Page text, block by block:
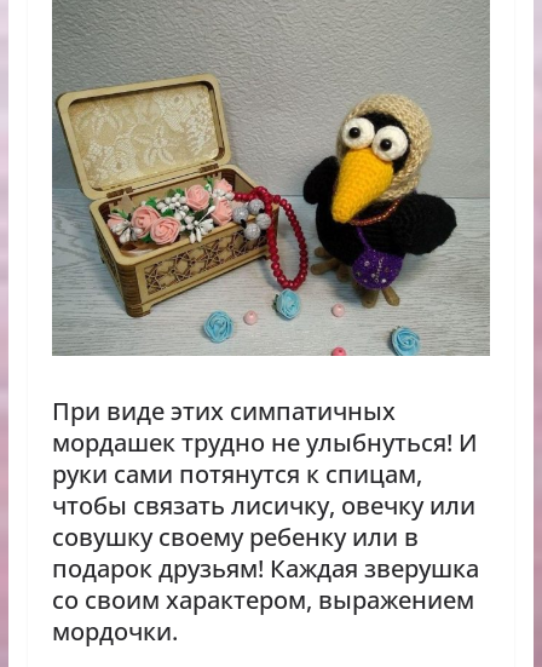
При виде этих симпатичных
мордашек трудно не улыбнуться! И
руки сами потянутся к спицам,
чтобы связать лисичку, овечку или
совушку своему ребенку или в
подарок друзьям! Каждая зверушка
со своим характером, выражением
мордочки.